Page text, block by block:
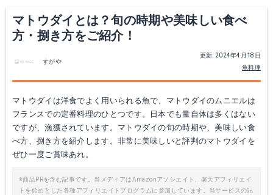
マトウダイとは？旬の時期や美味しい食べ
方・捌き方をご紹介！
更新: 2024年4月18日
魚料理
すがや
マトウダイは洋食でよく用いられる魚で、マトウダイのムニエルは
フランスでの定番料理のひとつです。日本でも量自体は多くはない
ですが、漁獲されています。マトウダイの旬の時期や、美味しい食
べ方、捌き方を紹介します。非常に美味しいと評判のマトウダイを
ぜひ一度ご賞味あれ。
※商品PRを含む記事です。当メディアはAmazonアソシエイト、楽天アフィリエイ
トを始めとした各種アフィリエイトプログラムに参加しています。当サービスの記